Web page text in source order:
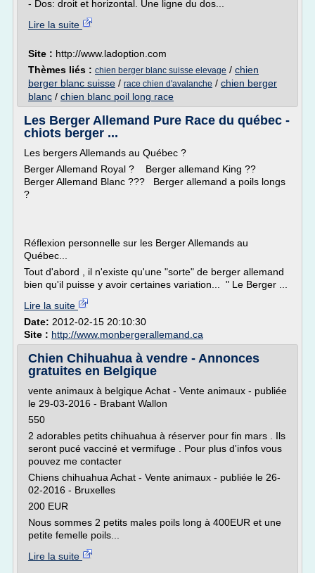
- Dos: droit et horizontal. Une ligne du dos...
Lire la suite
Site : http://www.ladoption.com
Thèmes liés : chien berger blanc suisse elevage / chien
berger blanc suisse / race chien d'avalanche / chien berger
blanc / chien blanc poil long race
Les Berger Allemand Pure Race du québec -
chiots berger ...
Les bergers Allemands au Québec ?
Berger Allemand Royal ? Berger allemand King ??
Berger Allemand Blanc ??? Berger allemand a poils longs
?
Réflexion personnelle sur les Berger Allemands au
Québec...
Tout d'abord , il n'existe qu'une "sorte" de berger allemand
bien qu'il puisse y avoir certaines variation... " Le Berger ...
Lire la suite
Date: 2012-02-15 20:10:30
Site : http://www.monbergerallemand.ca
Chien Chihuahua à vendre - Annonces
gratuites en Belgique
vente animaux à belgique Achat - Vente animaux - publiée
le 29-03-2016 - Brabant Wallon
550
2 adorables petits chihuahua à réserver pour fin mars . Ils
seront pucé vacciné et vermifuge . Pour plus d'infos vous
pouvez me contacter
Chiens chihuahua Achat - Vente animaux - publiée le 26-
02-2016 - Bruxelles
200 EUR
Nous sommes 2 petits males poils long à 400EUR et une
petite femelle poils...
Lire la suite